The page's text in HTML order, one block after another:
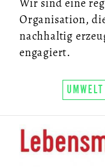
Organisation,
nachhaltig
engagiert.
UMWELT